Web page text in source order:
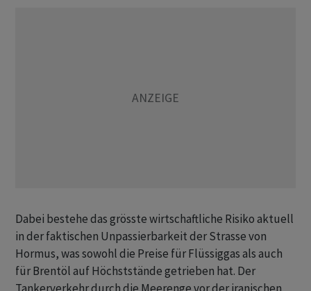
Dabei bestehe das grösste wirtschaftliche Risiko aktuell
in der faktischen Unpassierbarkeit der Strasse von
Hormus, was sowohl die Preise für Flüssiggas als auch
für Brentöl auf Höchststände getrieben hat. Der